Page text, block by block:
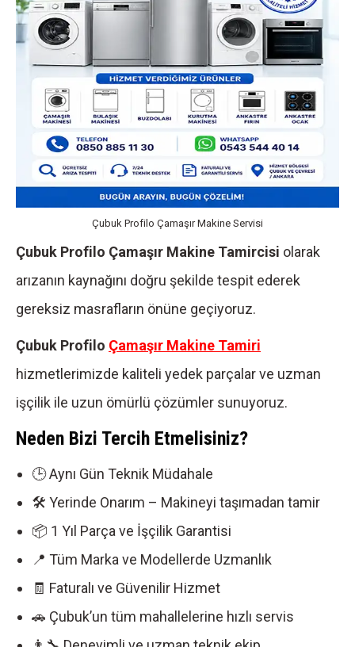
Çubuk Profilo Çamaşır Makine Servisi
Çubuk Profilo Çamaşır Makine Tamircisi olarak
arızanın kaynağını doğru şekilde tespit ederek
gereksiz masrafların önüne geçiyoruz.
Çubuk Profilo Çamaşır Makine Tamiri
hizmetlerimizde kaliteli yedek parçalar ve uzman
işçilik ile uzun ömürlü çözümler sunuyoruz.
Neden Bizi Tercih Etmelisiniz?
🕒 Aynı Gün Teknik Müdahale
🛠 Yerinde Onarım – Makineyi taşımadan tamir
📦 1 Yıl Parça ve İşçilik Garantisi
📍 Tüm Marka ve Modellerde Uzmanlık
🧾 Faturalı ve Güvenilir Hizmet
🚗 Çubuk’un tüm mahallelerine hızlı servis